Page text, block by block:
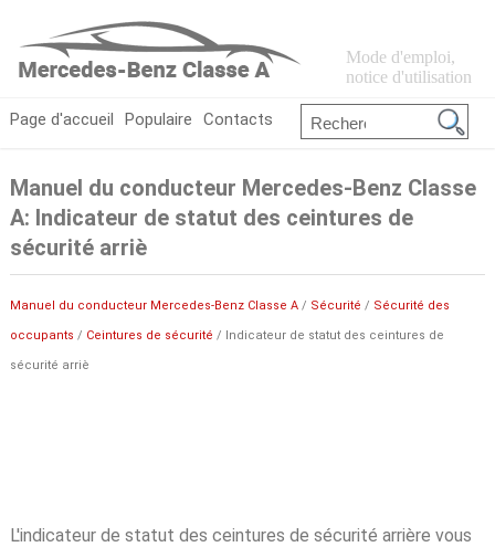
Mode d'emploi,
notice d'utilisation
Page d'accueil Populaire Contacts
Manuel du conducteur Mercedes-Benz Classe
A: Indicateur de statut des ceintures de
sécurité arriè
Manuel du conducteur Mercedes-Benz Classe A/ Sécurité / Sécurité des
occupants / Ceintures de sécurité / Indicateur de statut des ceintures de
sécurité arriè
L'indicateur de statut des ceintures de sécurité arrière vous